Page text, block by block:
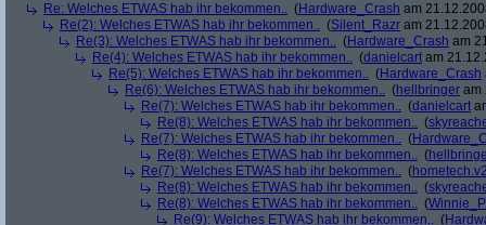
Re: Welches ETWAS hab ihr bekommen.. (Hardware_Crash am
Re(2): Welches ETWAS hab ihr bekommen.. (Silent_Razr am
Re(3): Welches ETWAS hab ihr bekommen.. (Hardware_Crash am
Re(4): Welches ETWAS hab ihr bekommen.. (danielcart am
Re(5): Welches ETWAS hab ihr bekommen.. (Hardware_Crash
Re(6): Welches ETWAS hab ihr bekommen.. (hellbringer am
Re(7): Welches ETWAS hab ihr bekommen.. (danielcart
Re(8): Welches ETWAS hab ihr bekommen.. (
Re(7): Welches ETWAS hab ihr bekommen.. (
Re(8): Welches ETWAS hab ihr bekommen.. (
Re(7): Welches ETWAS hab ihr bekommen.. (
Re(8): Welches ETWAS hab ihr bekommen.. (
Re(8): Welches ETWAS hab ihr bekommen.. (
Re(9): Welches ETWAS hab ihr bekommen.. (